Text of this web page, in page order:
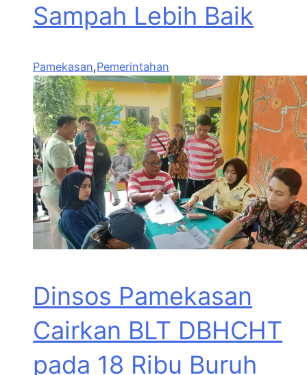
Sampah Lebih Baik
Pamekasan,Pemerintahan
Dinsos Pamekasan
Cairkan BLT DBHCHT
pada 18 Ribu Buruh